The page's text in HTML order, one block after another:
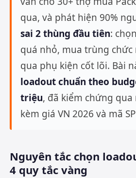
qua, và phát hiện 90%
sai 2 thùng đầu tiên:
quá nhỏ, mua trùng chức
qua phụ kiện cốt lõi. Bài
loadout chuẩn theo
triệu, đã kiểm chứng qua
kèm giá VN 2026 và mã
Nguyên tắc chọn
4 quy tắc vàng